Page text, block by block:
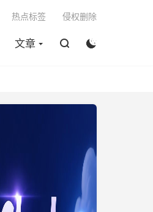
文章  
热点标签 侵权删除